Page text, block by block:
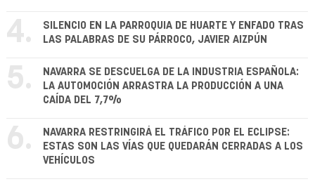
4.
SILENCIO EN LA PARROQUIA DE HUARTE Y ENFADO TRAS
LAS PALABRAS DE SU PÁRROCO, JAVIER AIZPÚN
5.
NAVARRA SE DESCUELGA DE LA INDUSTRIA ESPAÑOLA:
LA AUTOMOCIÓN ARRASTRA LA PRODUCCIÓN A UNA
CAÍDA DEL 7,7%
6.
NAVARRA RESTRINGIRÁ EL TRÁFICO POR EL ECLIPSE:
ESTAS SON LAS VÍAS QUE QUEDARÁN CERRADAS A LOS
VEHÍCULOS